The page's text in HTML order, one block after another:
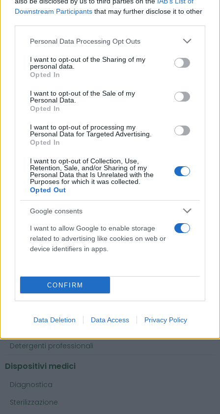
Downstream Participants that may further disclose it to other
Please note that this website/app uses one or more Google
not limited to your visit or usage behaviour. You may click to
grant or deny consent to Google and its third-party tags to
use your data for below specified purposes in below Google
consent section.
Personal Data Processing Opt Outs
I want to opt-out of the Sharing of my
personal data.
Opted In
I want to opt-out of the Sale of my
Personal Data.
Opted In
I want to opt-out of processing my
Personal Data for Targeted Advertising.
Opted In
I want to opt-out of Collection, Use,
Retention, Sale, and/or Sharing of my
Personal Data that Is Unrelated with the
Purposes for which it was collected.
Opted Out
Google consents
I want to allow Google to enable storage
related to advertising like cookies on web or
device identifiers in apps.
CONFIRM
Data Deletion Data Access Privacy Policy
Bendaggi, Garze e Medicazioni
Articoli per lo sport
Bendaggi
Cerotti
Cotone idrofilo
Garze
Ghiaccio e gel
Medicazioni adesive sterili
Medicazioni avanzate
Contenitori urine, feci e rifiuti sanitari
Contenitori per rifiuti taglienti
Contenitori urine e feci
Disinfettanti
Disinfettanti per dispositivi medici
Detergenti professionali
Dispositivi medici
Diagnostica
Sterilizzazione